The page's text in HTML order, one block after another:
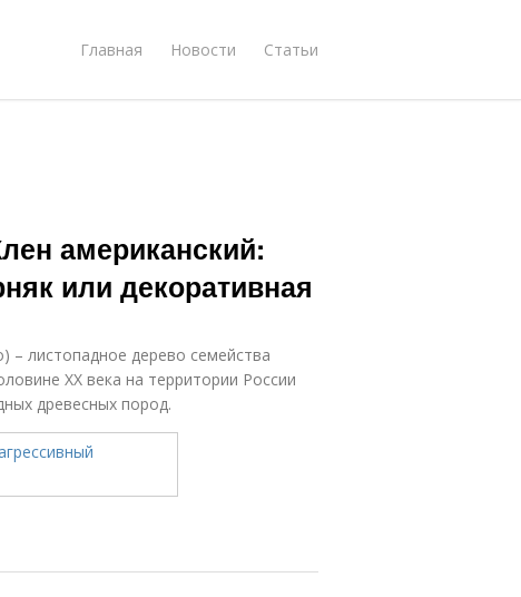
Главная Новости Статьи
американский:
или декоративная
– листопадное дерево семейства
XX века на территории России
древесных пород.